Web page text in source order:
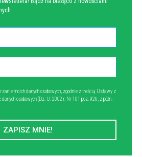
moich danych osobowych, zgodnie z treścią Ustawy z
osobowych (Dz. U. 2002 r. Nr 101 poz. 926, z późn.
ZAPISZ MNIE!